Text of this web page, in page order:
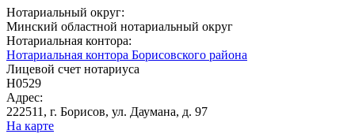
Нотариальный округ:
Минский областной нотариальный округ
Нотариальная контора:
Нотариальная контора Борисовского района
Лицевой счет нотариуса
Н0529
Адрес:
222511, г. Борисов, ул. Даумана, д. 97
На карте